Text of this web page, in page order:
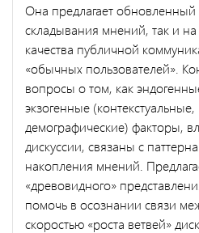
Она предлагает обновленный
складывания мнений, так и
качества публичной
«обычных пользователей».
вопросы о том, как
экзогенные
демографические) факторы,
дискуссии, связаны с
накопления мнений.
«древовидного»
помочь в осознании связи
скоростью «роста ветвей»